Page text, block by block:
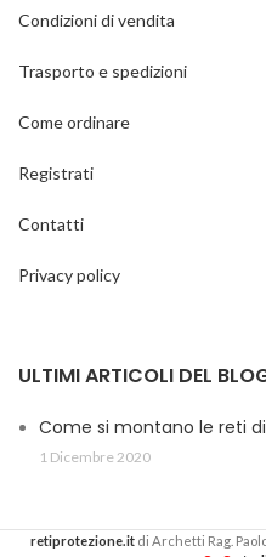
Condizioni di vendita
Trasporto e spedizioni
Come ordinare
Registrati
Contatti
Privacy policy
ULTIMI ARTICOLI DEL
Come si montano le reti
1 Dicembre 2020
retiprotezione.it di Archetti Rag.